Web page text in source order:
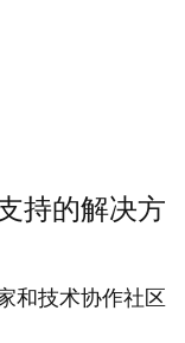
持的解决方
和技术协作社区